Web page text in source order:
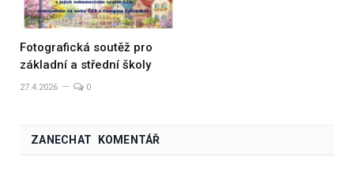
Fotografická soutěž pro
základní a střední školy
27.4.2026 0
ZANECHAT KOMENTÁŘ